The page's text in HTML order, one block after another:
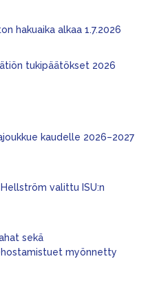
hakuaika alkaa 1.7.2026
tukipäätökset 2026
kaudelle 2026–2027
valittu ISU:n
sekä
myönnetty